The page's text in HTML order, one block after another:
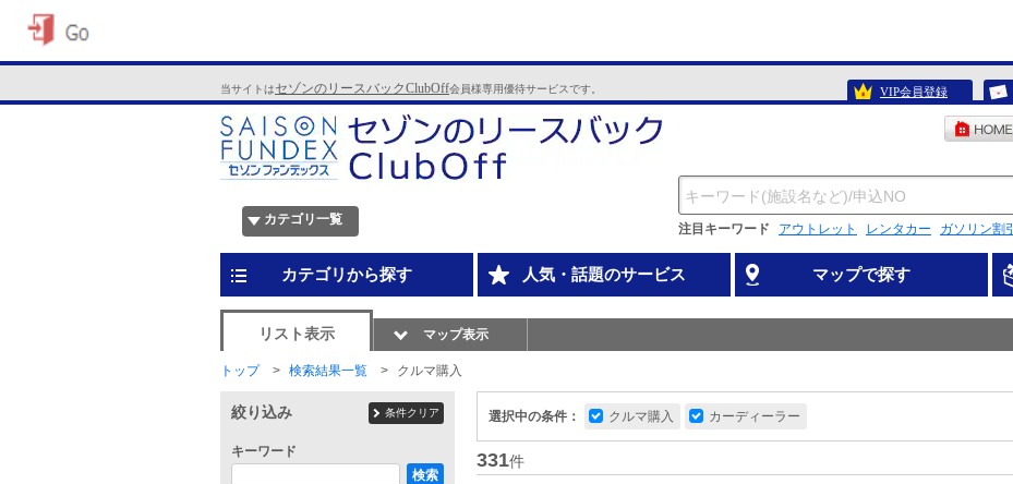
当サイトはセゾンのリースバックClubOff会員様専用優待サービスです。 VIP会員登録
カテゴリ一覧
注目キーワード アウトレット レンタカー ガソリン割引
カテゴリから探す 人気・話題のサービス マップで探す
リスト表示 マップ表示
トップ 検索結果一覧 クルマ購入
選択中の条件： クルマ購入 カーディーラー
331件
絞り込み 条件クリア
キーワード
検索